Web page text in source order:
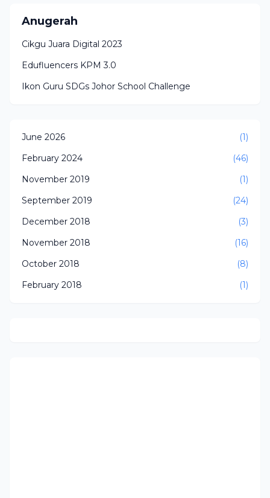
Anugerah
Cikgu Juara Digital 2023
Edufluencers KPM 3.0
Ikon Guru SDGs Johor School Challenge
June 2026
(1)
February 2024
(46)
November 2019
(1)
September 2019
(24)
December 2018
(3)
November 2018
(16)
October 2018
(8)
February 2018
(1)